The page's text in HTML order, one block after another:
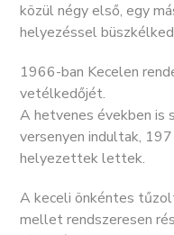
közül négy első, egy
helyezéssel
1966-ban Kecelen
vetélkedőjét.
A hetvenes években is
versenyen indultak,
helyezettek lettek.
A keceli önkéntes
mellet rendszeresen